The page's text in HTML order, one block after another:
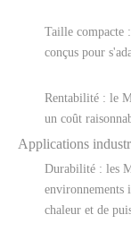
Taille compacte
conçus pour
Rentabilité : le
un coût
Applications
Durabilité : les
environnements
chaleur et de